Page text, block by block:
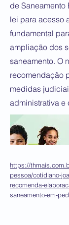
de
lei para acesso
fundamental
ampliação dos
saneamento. O
recomendação
medidas
administrativa e
https://
pessoa/cotidiano-
recomenda-
saneamento-em-